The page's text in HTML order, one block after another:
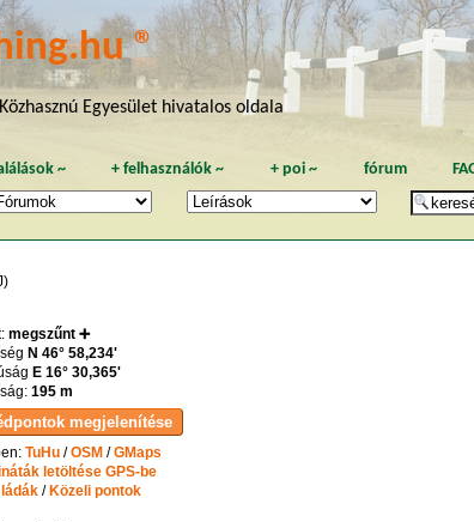
®
Egyesület hivatalos oldala
~ +felhasználók ~ + poi~ fórum
megszűnt ➕
N 46° 58,234'
E 16° 30,365'
195 m
TuHu/OSM /GMaps
letöltése GPS-be
/ Közeli pontok